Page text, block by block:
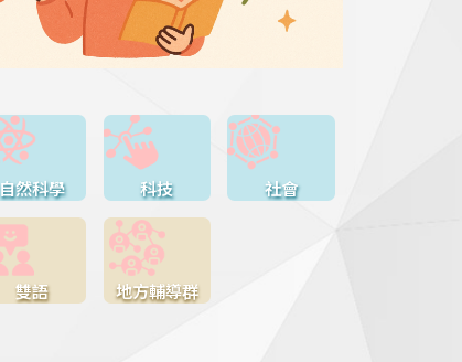
自然科學 科技 社會
雙語 地方輔導群